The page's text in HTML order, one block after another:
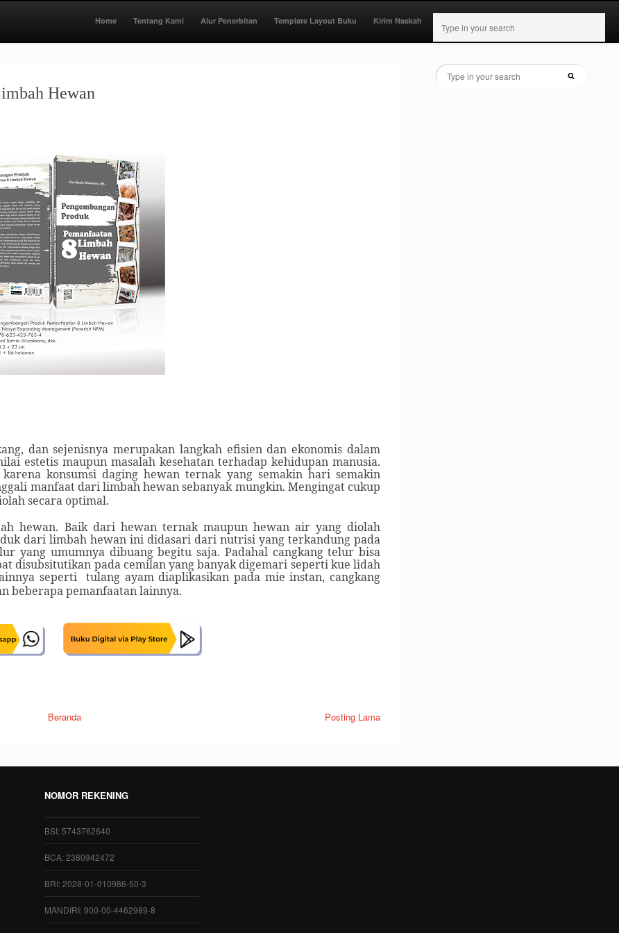
Home Tentang Kami Alur Penerbitan Template Layout Buku Kirim Naskah
Hewan
dan sejenisnya merupakan langkah efisien dan ekonomis dalam
estetis maupun masalah kesehatan terhadap kehidupan manusia.
konsumsi daging hewan ternak yang semakin hari semakin
manfaat dari limbah hewan sebanyak mungkin. Mengingat cukup
secara optimal.
hewan. Baik dari hewan ternak maupun hewan air yang diolah
dari limbah hewan ini didasari dari nutrisi yang terkandung pada
yang umumnya dibuang begitu saja. Padahal cangkang telur bisa
disubsitutikan pada cemilan yang banyak digemari seperti kue lidah
seperti tulang ayam diaplikasikan pada mie instan, cangkang
beberapa pemanfaatan lainnya.
Beranda Posting Lama
NOMOR REKENING
BSI: 5743762640
BCA: 2380942472
BRI: 2028-01-010986-50-3
MANDIRI: 900-00-4462989-8